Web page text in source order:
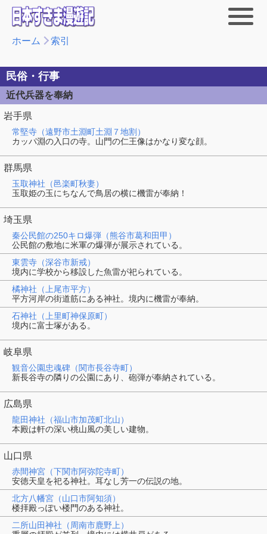
ホーム 索引
民俗・行事
近代兵器を奉納
岩手県
常堅寺（遠野市土淵町土淵７地割）
カッパ淵の入口の寺。山門の仁王像はかなり変な顔。
群馬県
玉取神社（邑楽町秋妻）
玉取姫の玉にちなんで鳥居の横に機雷が奉納！
埼玉県
秦公民館の250キロ爆弾（熊谷市葛和田甲）
公民館の敷地に米軍の爆弾が展示されている。
東雲寺（深谷市新戒）
境内に学校から移設した魚雷が祀られている。
橘神社（上尾市平方）
平方河岸の街道筋にある神社。境内に機雷が奉納。
石神社（上里町神保原町）
境内に富士塚がある。
岐阜県
観音公園忠魂碑（関市長谷寺町）
新長谷寺の隣りの公園にあり、砲弾が奉納されている。
広島県
龍田神社（福山市加茂町北山）
本殿は軒の深い桃山風の美しい建物。
山口県
赤間神宮（下関市阿弥陀寺町）
安徳天皇を祀る神社。耳なし芳一の伝説の地。
北方八幡宮（山口市阿知須）
楼拝殿っぽい楼門のある神社。
二所山田神社（周南市鹿野上）